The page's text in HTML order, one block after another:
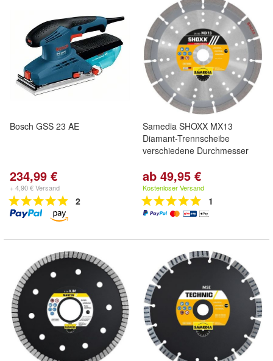
Bosch GSS 23 AE
234,99 €
+ 4,90 € Versand
2
Samedia SHOXX MX13
Diamant-Trennscheibe
verschiedene Durchmesser
ab 49,95 €
Kostenloser Versand
1